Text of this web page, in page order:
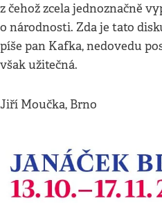
z čehož zcela jednoznačně
o národnosti. Zda je tato
píše pan Kafka, nedovedu
však užitečná.
Jiří Moučka, Brno